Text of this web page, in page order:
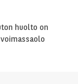
huolto on